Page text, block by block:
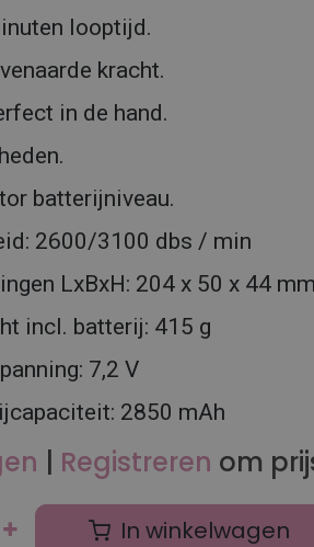
looptijd.
kracht.
in de hand.
batterijniveau.
2600/3100 dbs / min
LxBxH: 204 x 50 x 44 mm
incl. batterij: 415 g
7,2 V
2850 mAh
| Registreren om
In winkelwagen